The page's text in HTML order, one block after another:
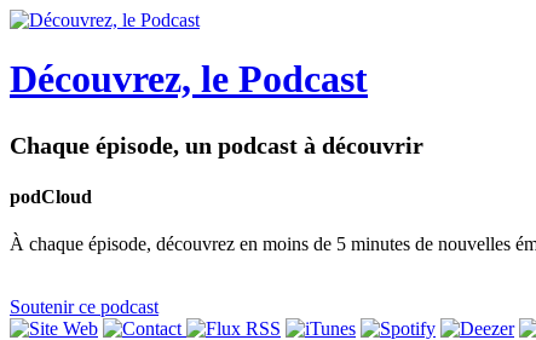
Découvrez, le Podcast
Chaque épisode, un podcast à découvrir
podCloud
À chaque épisode, découvrez en moins de 5 minutes de nouvelles
Soutenir ce podcast